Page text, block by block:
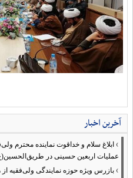
آخرین اخبار
› ابلاغ سلام و خداقوت نماینده محترم
عملیات اربعین حسینی در
› بازرس ویژه حوزه نمایندگی ولی‌فقیه از